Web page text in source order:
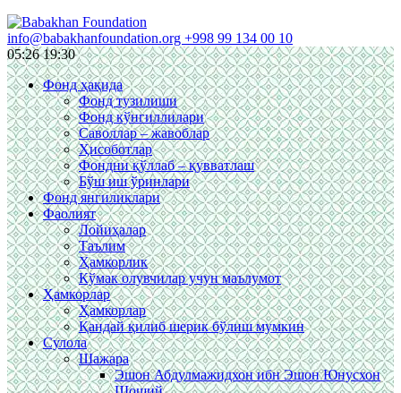
info@babakhanfoundation.org +998 99 134 00 10
05:2619:30
Фонд ҳақида
Фонд тузилиши
Фонд кўнгиллилари
Саволлар – жавоблар
Ҳисоботлар
Фондни қўллаб – қувватлаш
Бўш иш ўринлари
Фонд янгиликлари
Фаолият
Лойиҳалар
Таълим
Ҳамкорлик
Кўмак олувчилар учун маълумот
Ҳамкорлар
Ҳамкорлар
Қандай қилиб шерик бўлиш мумкин
Сулола
Шажара
Эшон Абдулмажидхон ибн Эшон Юнусхон